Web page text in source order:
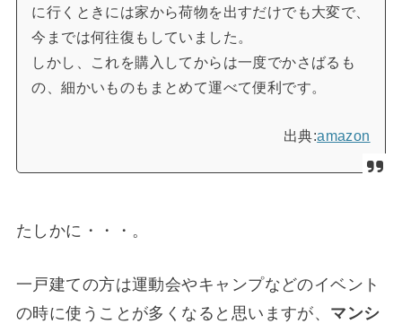
に行くときには家から荷物を出すだけでも大変で、
今までは何往復もしていました。
しかし、これを購入してからは一度でかさばるも
の、細かいものもまとめて運べて便利です。
出典:amazon
たしかに・・・。
一戸建ての方は運動会やキャンプなどのイベント
の時に使うことが多くなると思いますが、 マンシ